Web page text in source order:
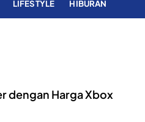
LIFESTYLE HIBURAN
dengan Harga Xbox